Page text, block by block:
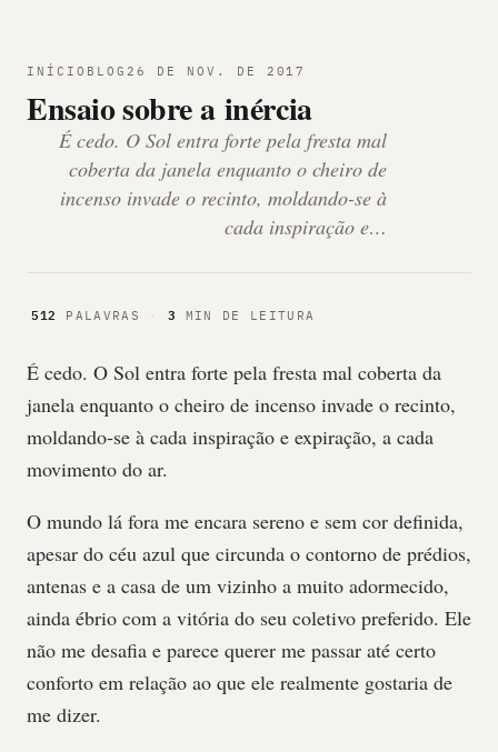
INÍCIO BLOG 26 DE NOV. DE 2017
Ensaio sobre a inércia
É cedo. O Sol entra forte pela fresta mal
coberta da janela enquanto o cheiro de
incenso invade o recinto, moldando-se à
cada inspiração e…
512 PALAVRAS 3 MIN DE LEITURA
É cedo. O Sol entra forte pela fresta mal coberta da
janela enquanto o cheiro de incenso invade o recinto,
moldando-se à cada inspiração e expiração, a cada
movimento do ar.
O mundo lá fora me encara sereno e sem cor definida,
apesar do céu azul que circunda o contorno de prédios,
antenas e a casa de um vizinho a muito adormecido,
ainda ébrio com a vitória do seu coletivo preferido. Ele
não me desafia e parece querer me passar até certo
conforto em relação ao que ele realmente gostaria de
me dizer.